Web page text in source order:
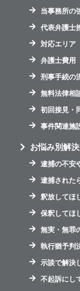
当事務所の
代表弁護士
対応エリア
弁護士費用
刑事手続の
無料法律相
初回接見・
事件関連施
お悩み別解
逮捕の不安
逮捕された
釈放してほ
保釈してほ
無実・無罪
執行猶予判
示談で解決
不起訴にし